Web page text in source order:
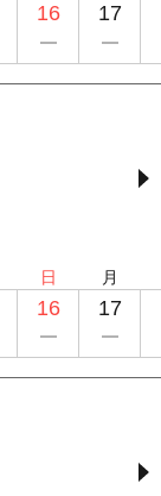
16 17
日
16
月
17